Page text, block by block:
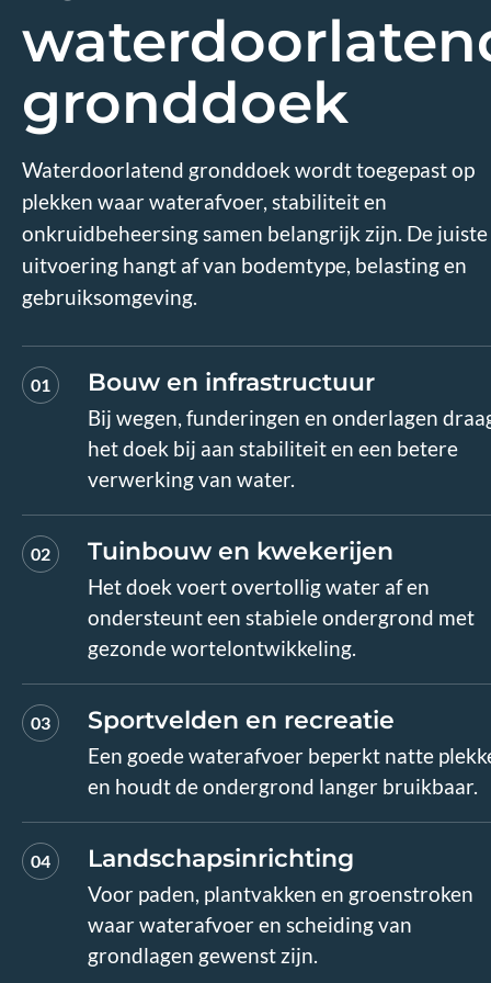
gronddoek
Waterdoorlatend gronddoek wordt toegepast op
plekken waar waterafvoer, stabiliteit en
onkruidbeheersing samen belangrijk zijn. De juiste
uitvoering hangt af van bodemtype, belasting en
gebruiksomgeving.
01 Bouw en infrastructuur
Bij wegen, funderingen en onderlagen
het doek bij aan stabiliteit en een betere
verwerking van water.
02 Tuinbouw en kwekerijen
Het doek voert overtollig water af en
ondersteunt een stabiele ondergrond met
gezonde wortelontwikkeling.
03 Sportvelden en recreatie
Een goede waterafvoer beperkt natte
en houdt de ondergrond langer bruikbaar.
04 Landschapsinrichting
Voor paden, plantvakken en groenstroken
waar waterafvoer en scheiding van
grondlagen gewenst zijn.